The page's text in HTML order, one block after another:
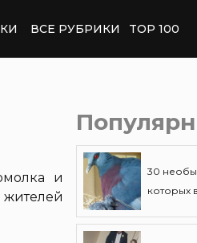
ВСЕ РУБРИКИ TOP 100
и
30
которых